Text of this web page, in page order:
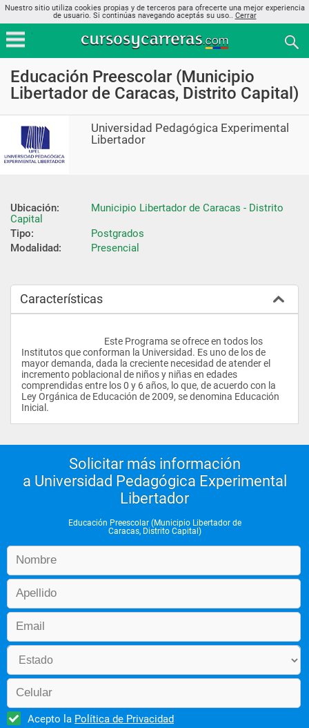
Nuestro sitio utiliza cookies propias y de terceros para ofrecerte una mejor experiencia
de usuario. Si continúas navegando aceptás su uso.. Cerrar
Educación Preescolar (Municipio
Libertador de Caracas, Distrito Capital)
Universidad Pedagógica Experimental
Libertador
Ubicación:
Municipio Libertador de Caracas - Distrito
Capital
Tipo:
Postgrados
Modalidad:
Presencial
Características
Institutos que conforman la Universidad. Es uno de los de
mayor demanda, dada la creciente necesidad de atender el
incremento poblacional de niños y niñas en edades
comprendidas entre los 0 y 6 años, lo que, de acuerdo con la
Ley Orgánica de Educación de 2009, se denomina Educación
Solicitar más información
a Universidad Pedagógica Experimental
Libertador
Educación Preescolar (Municipio Libertador de
Caracas, Distrito Capital)
Acepto la Política de Privacidad